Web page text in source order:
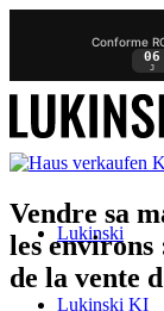
Conforme
06
J
Lukinski
Lukinski KI
Vendre sa
les
de la vente